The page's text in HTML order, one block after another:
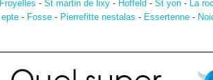
Froyelles - St martin de lixy- Hoffeld - St yon- La
epte - Fosse - Pierrefitte nestalas - Essertenne -